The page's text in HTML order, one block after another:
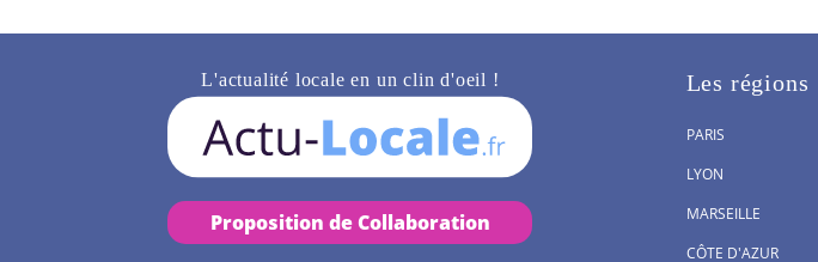
L'actualité locale en un clin d'oeil !
Proposition de Collaboration
Les régions
PARIS
LYON
MARSEILLE
CÔTE D'AZUR